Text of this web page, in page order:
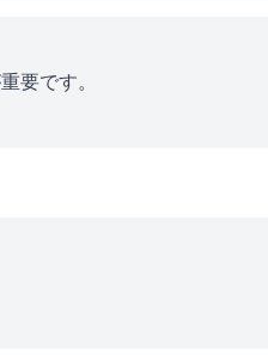
要です。